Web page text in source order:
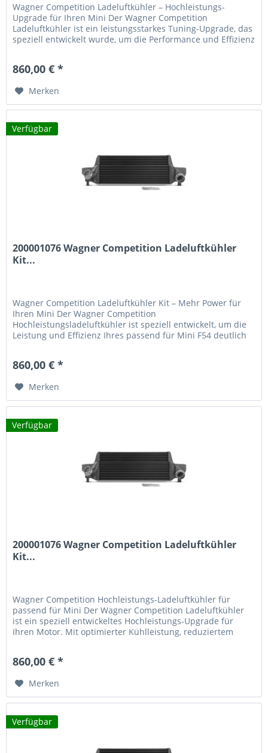
Wagner Competition Ladeluftkühler – Hochleistungs-
Upgrade für Ihren Mini Der Wagner Competition
Ladeluftkühler ist ein leistungsstarkes Tuning-Upgrade, das
speziell entwickelt wurde, um die Performance und Effizienz
Serienladeluftkühler bietet dieses Kit eine spürbare...
860,00 € *
Merken
Verfügbar
200001076 Wagner Competition Ladeluftkühler
Kit...
Wagner Competition Ladeluftkühler Kit – Mehr Power für
Ihren Mini Der Wagner Competition
Hochleistungsladeluftkühler ist speziell entwickelt, um die
Leistung und Effizienz Ihres passend für Mini F54 deutlich
Performance-Steigerungen. Kernvorteile des Wagner
860,00 € *
Merken
Verfügbar
200001076 Wagner Competition Ladeluftkühler
Kit...
Wagner Competition Hochleistungs-Ladeluftkühler für
passend für Mini Der Wagner Competition Ladeluftkühler
ist ein speziell entwickeltes Hochleistungs-Upgrade für
Ihren Motor. Mit optimierter Kühlleistung, reduziertem
Leistungsmerkmale des Wagner Tuning Ladeluftkühlers
860,00 € *
Merken
Verfügbar